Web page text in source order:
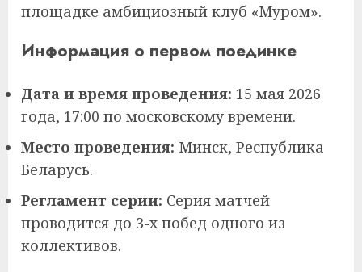
площадке амбициозный клуб «Муром».
Информация о первом поединке
Дата и время проведения: 15 мая 2026
года, 17:00 по московскому времени.
Место проведения: Минск, Республика
Беларусь.
Регламент серии: Серия матчей
проводится до 3-х побед одного из
коллективов.